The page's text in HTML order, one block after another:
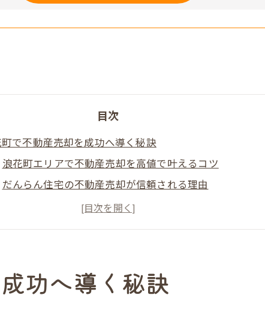
目次
で不動産売却を成功へ導く秘訣
浪花町エリアで不動産売却を高値で叶えるコツ
だんらん住宅の不動産売却が信頼される理由
失敗しない地域密着型不動産売却の選び方
不動産売却で差がつく徹底した集客戦略とは
だんらん住宅が不動産売却の安心を支える
却を叶えるだんらん住宅の魅力
功へ導く秘訣